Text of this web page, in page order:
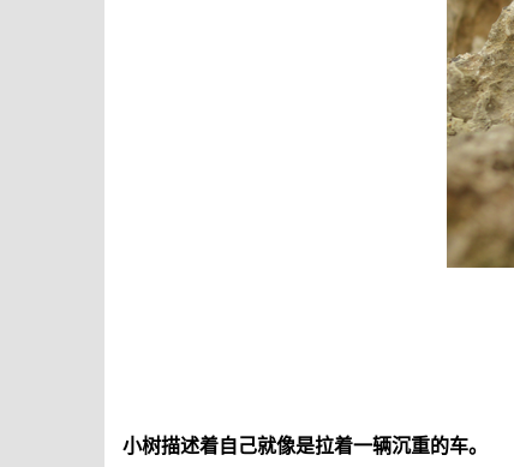
小树描述着自己就像是拉着一辆沉重的车。